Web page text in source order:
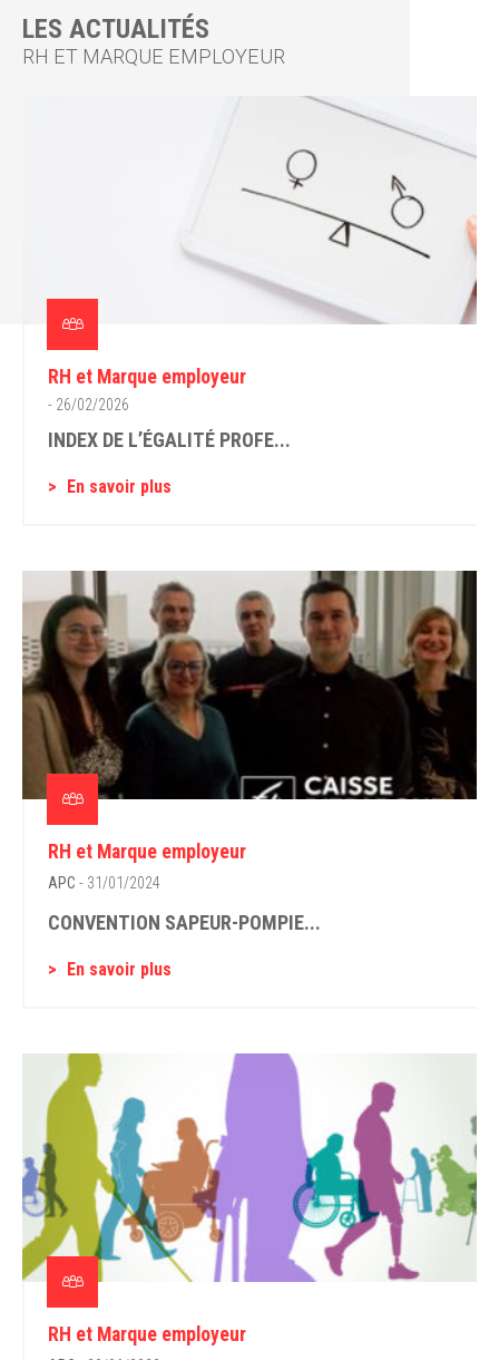
LES ACTUALITÉS
RH ET MARQUE EMPLOYEUR
RH et Marque employeur
- 26/02/2026
INDEX DE L’ÉGALITÉ PROFE...
En savoir plus
RH et Marque employeur
APC - 31/01/2024
CONVENTION SAPEUR-POMPIE...
En savoir plus
RH et Marque employeur